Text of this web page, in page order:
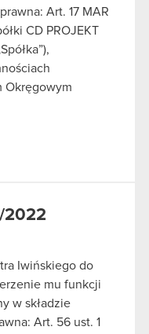
Art. 17 MAR
CD PROJEKT
Okręgowym
2022
Iwińskiego do
mu funkcji
w składzie
Art. 56 ust. 1